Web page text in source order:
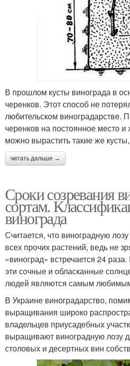
В прошлом кусты винограда в
черенков. Этот способ не
любительском виноградарстве.
черенков на постоянное место
можно вырастить такие же
читать дальше →
Сроки созревания
сортам.
винограда
Считается, что виноградную
всех прочих растений, ведь не
«виноград» встречается 24
эти сочные и обласканные
людей являются самым
В Украине виноградарство,
выращивания широко
владельцев приусадебных
выращивают виноградную лозу
столовых и десертных вин